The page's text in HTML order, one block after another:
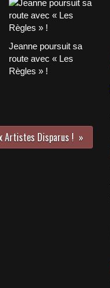
Jeanne poursuit sa
route avec « Les
Règles » !
Artistes Disparus !